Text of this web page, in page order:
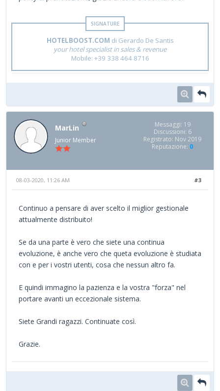
HOTELBOOST.COM di Gerardo De Santis
your hotel specialist in sales & revenue
Mobile: +39 338 464 8716
MarLin
Junior Member
Messaggi: 19
Discussioni: 6
Registrato: Nov 2019
Reputazione: 0
#3
08-03-2020, 11:26 AM
Continuo a pensare di aver scelto il miglior gestionale
attualmente distribuito!
Se da una parte è vero che siete una continua
evoluzione, è anche vero che queta evoluzione è studiata
con e per i vostri utenti, cosa che nessun altro fa.
E quindi immagino la pazienza e la vostra "forza" nel
portare avanti un eccezionale sistema.
Siete Grandi ragazzi. Continuate così.
Grazie.